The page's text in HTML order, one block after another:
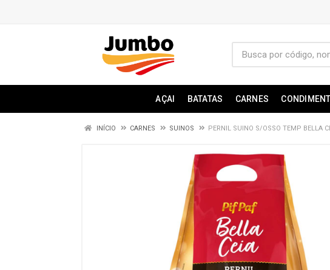
AÇAI BATATAS CARNES
INÍCIO CARNES SUINOS PERNIL SUINO S/OSSO TEMP BELLA